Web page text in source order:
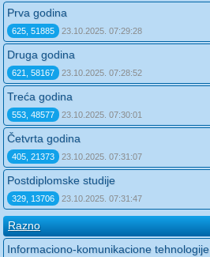
Prva godina
625, 51885 23.10.2025. 07:29:28
Druga godina
621, 58167 23.10.2025. 07:28:52
Treća godina
553, 48577 23.10.2025. 07:30:01
Četvrta godina
405, 21373 23.10.2025. 07:31:07
Postdiplomske studije
329, 13706 23.10.2025. 07:31:47
Razno
Informaciono-komunikacione tehnologije